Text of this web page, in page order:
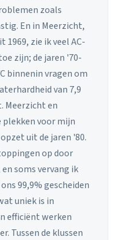
zoals
En in Meerzicht,
zie ik veel AC-
zijn; de jaren '70-
binnenin vragen om
van 7,9
Meerzicht en
voor mijn
uit de jaren '80.
op door
soms vervang ik
99,9% gescheiden
uniek is in
efficiënt werken
Tussen de klussen